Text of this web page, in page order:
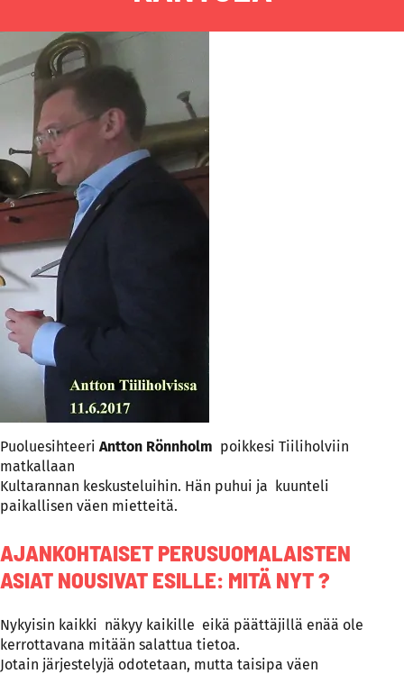
Puoluesihteeri Antton Rönnholm poikkesi Tiiliholviin
matkallaan
Kultarannan keskusteluihin. Hän puhui ja kuunteli
paikallisen väen mietteitä.
AJANKOHTAISET PERUSUOMALAISTEN
ASIAT NOUSIVAT ESILLE: MITÄ NYT ?
Nykyisin kaikki näkyy kaikille eikä päättäjillä enää ole
kerrottavana mitään salattua tietoa.
Jotain järjestelyjä odotetaan, mutta taisipa väen